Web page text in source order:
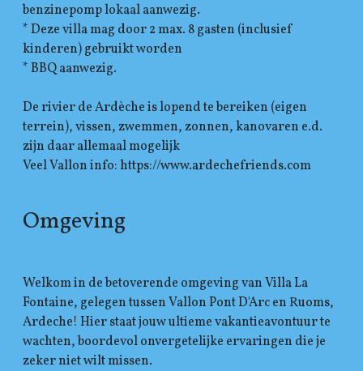
benzinepomp lokaal aanwezig.
* Deze villa mag door 2 max. 8 gasten (inclusief
kinderen) gebruikt worden
* BBQ aanwezig.
De rivier de Ardèche is lopend te bereiken (eigen
terrein), vissen, zwemmen, zonnen, kanovaren e.d.
zijn daar allemaal mogelijk
Veel Vallon info: https://www.ardechefriends.com
Omgeving
Welkom in de betoverende omgeving van Villa La
Fontaine, gelegen tussen Vallon Pont D'Arc en Ruoms,
Ardeche! Hier staat jouw ultieme vakantieavontuur te
wachten, boordevol onvergetelijke ervaringen die je
zeker niet wilt missen.